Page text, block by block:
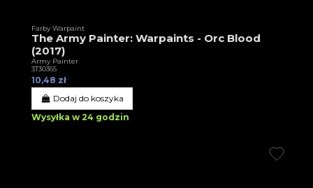
Farby Warpaint
The Army Painter: Warpaints - Orc Blood
(2017)
Army Painter
3T30365
10,48 zł
Dodaj do koszyka
Wysyłka w 24 godzin